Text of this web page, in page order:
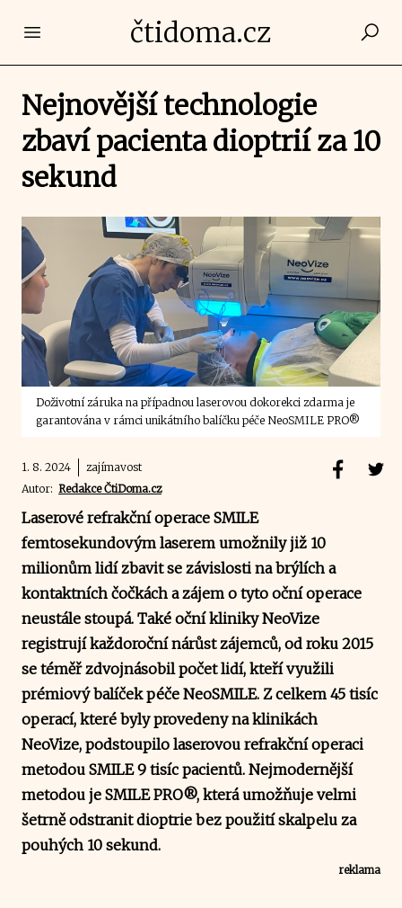
Open main menučtidoma.cz
Nejnovější technologie
zbaví pacienta dioptrií za 10
sekund
Doživotní záruka na případnou laserovou dokorekci zdarma je
garantována v rámci unikátního balíčku péče NeoSMILE PRO®
1. 8. 2024
zajímavost
Autor: Redakce ČtiDoma.cz
Laserové refrakční operace SMILE
femtosekundovým laserem umožnily již 10
milionům lidí zbavit se závislosti na brýlích a
kontaktních čočkách a zájem o tyto oční operace
neustále stoupá. Také oční kliniky NeoVize
registrují každoroční nárůst zájemců, od roku 2015
se téměř zdvojnásobil počet lidí, kteří využili
prémiový balíček péče NeoSMILE. Z celkem 45 tisíc
operací, které byly provedeny na klinikách
NeoVize, podstoupilo laserovou refrakční operaci
metodou SMILE 9 tisíc pacientů. Nejmodernější
metodou je SMILE PRO®, která umožňuje velmi
šetrně odstranit dioptrie bez použití skalpelu za
pouhých 10 sekund.
reklama